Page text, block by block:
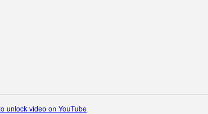
unlock video on YouTube